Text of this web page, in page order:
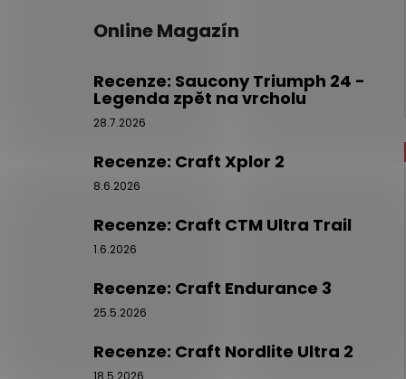
Online Magazín
Recenze: Saucony Triumph 24 -
Legenda zpět na vrcholu
28.7.2026
Recenze: Craft Xplor 2
8.6.2026
Recenze: Craft CTM Ultra Trail
1.6.2026
Recenze: Craft Endurance 3
25.5.2026
Recenze: Craft Nordlite Ultra 2